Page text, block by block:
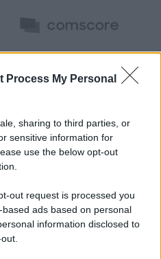
Process My Personal
sharing to third parties, or
sensitive information for
use the below opt-out
out request is processed you
ads based on personal
information disclosed to
04827280654 - Testata
Inferiore N. 8/2020 - RG N.
– ISCRITTA ALL’ANSO
STAMPA ONLINE)